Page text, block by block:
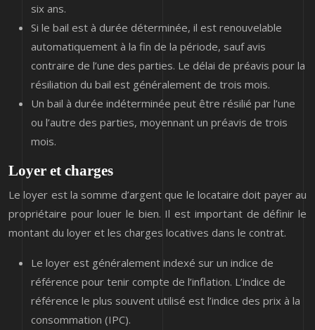
six ans.
Si le bail est à durée déterminée, il est renouvelable
automatiquement à la fin de la période, sauf avis
contraire de l’une des parties. Le délai de préavis pour la
résiliation du bail est généralement de trois mois.
Un bail à durée indéterminée peut être résilié par l’une
ou l’autre des parties, moyennant un préavis de trois
mois.
Loyer et charges
Le loyer est la somme d’argent que le locataire doit payer au
propriétaire pour louer le bien. Il est important de définir le
montant du loyer et les charges locatives dans le contrat.
Le loyer est généralement indexé sur un indice de
référence pour tenir compte de l’inflation. L’indice de
référence le plus souvent utilisé est l’indice des prix à la
consommation (IPC).